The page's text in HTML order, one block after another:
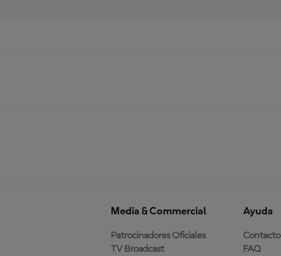
Media & Commercial
Patrocinadores Oficiales
TV Broadcast
Ayuda
Contacto
FAQ